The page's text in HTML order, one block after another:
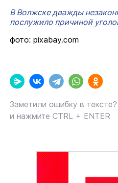
В Волжске дважды
послужило причиной
фото: pixabay.com
Заметили ошибку в
и нажмите CTRL + ENTER